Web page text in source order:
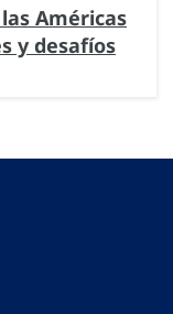
Américas
y desafíos